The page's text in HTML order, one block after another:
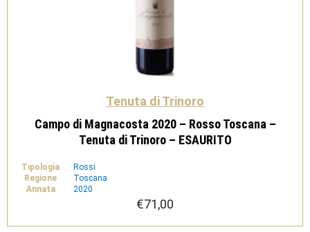
Tenuta di Trinoro
Campo di Magnacosta 2020 – Rosso Toscana –
Tenuta di Trinoro – ESAURITO
Tipologia
Rossi
Regione
Toscana
Annata
2020
€71,00